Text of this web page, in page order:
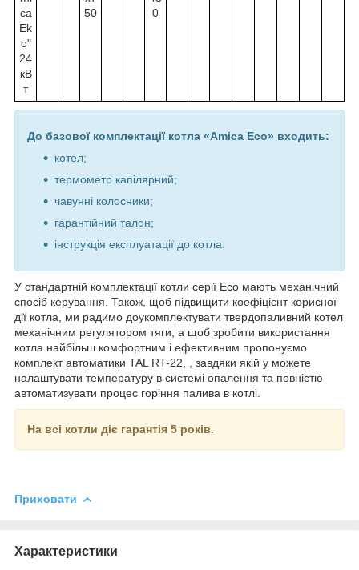
ca
Ek
o"
24
кВ
т
50
0
До базової комплектації котла «Amica Eco» входить:
котел;
термометр капілярний;
чавунні колосники;
гарантійний талон;
інструкція експлуатації до котла.
У стандартній комплектації котли серії Есо мають механічний
спосіб керування. Також, щоб підвищити коефіцієнт корисної
дії котла, ми радимо доукомплектувати твердопаливний котел
механічним регулятором тяги, а щоб зробити використання
котла найбільш комфортним і ефективним пропонуємо
комплект автоматики TAL RT-22, , завдяки якій у можете
налаштувати температуру в системі опалення та повністю
автоматизувати процес горіння палива в котлі.
На всі котли діє гарантія 5 років.
Приховати
Характеристики